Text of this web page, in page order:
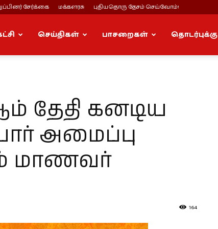
சேர்க்கை மக்களரசு புதியதொரு தேசம் செய்வோம்!
செய்திகள் பாசறைகள் தொடர்புக்கு
தேதி கனடிய
அமைப்பு
மாணவர்
164